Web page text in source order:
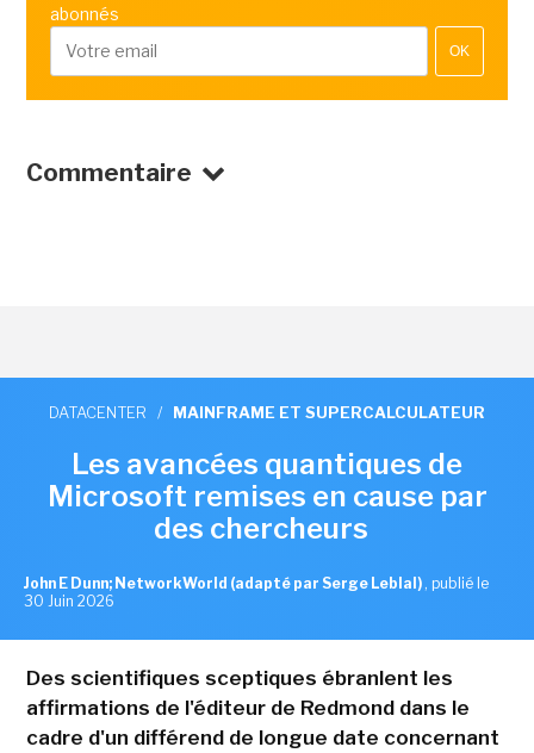
abonnés
OK
Commentaire
DATACENTER / MAINFRAME ET SUPERCALCULATEUR
Les avancées quantiques de
Microsoft remises en cause par
des chercheurs
John E Dunn; NetworkWorld (adapté par Serge Leblal) , publié le
30 Juin 2026
Des scientifiques sceptiques ébranlent les
affirmations de l'éditeur de Redmond dans le
cadre d'un différend de longue date concernant